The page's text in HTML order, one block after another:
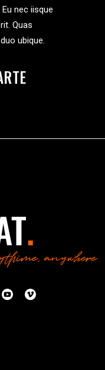
nec iisque
Quas
ubique.